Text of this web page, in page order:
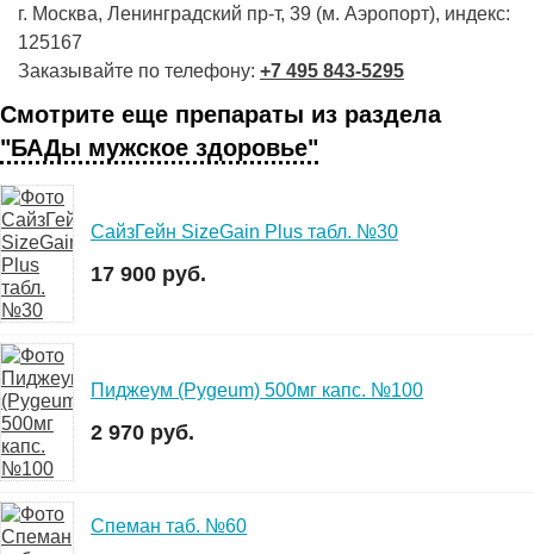
г. Москва, Ленинградский пр-т, 39 (м. Аэропорт), индекс:
125167
Заказывайте по телефону: +7 495 843-5295
Смотрите еще препараты из раздела
"БАДы мужское здоровье"
СайзГейн SizeGain Plus табл. №30
17 900 руб.
Пиджеум (Pygeum) 500мг капс. №100
2 970 руб.
Спеман таб. №60